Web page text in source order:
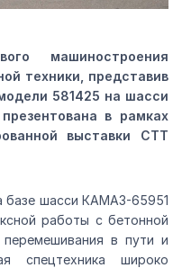
машиностроения
техники, представив
581425 на шасси
в рамках
выставки CTT
базе шасси КАМАЗ-65951
работы с бетонной
в пути и
спецтехника широко